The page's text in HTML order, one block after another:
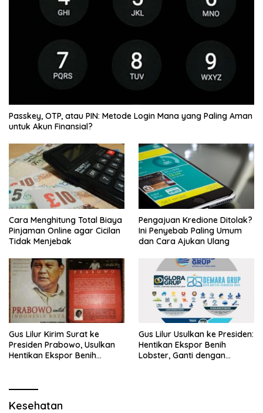
Passkey, OTP, atau PIN: Metode Login Mana yang Paling Aman
untuk Akun Finansial?
Cara Menghitung Total Biaya
Pinjaman Online agar Cicilan
Tidak Menjebak
Pengajuan Kredione Ditolak?
Ini Penyebab Paling Umum
dan Cara Ajukan Ulang
Gus Lilur Kirim Surat ke
Presiden Prabowo, Usulkan
Hentikan Ekspor Benih
Gus Lilur Usulkan ke Presiden:
Hentikan Ekspor Benih
Lobster, Ganti dengan
Kesehatan